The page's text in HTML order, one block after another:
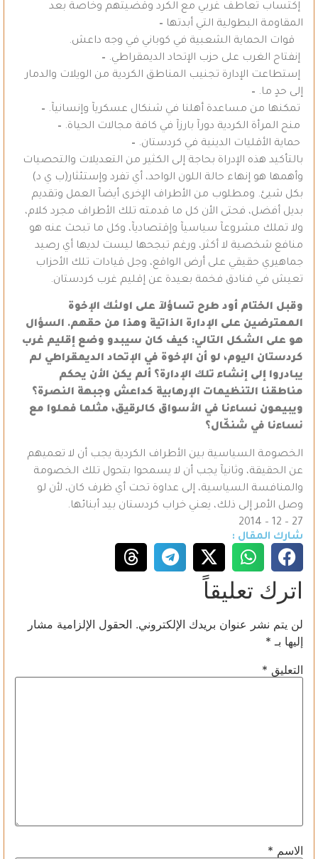
إكتساب تعاطف غربي مع الكرد وقضيتهم وخاصة بعد
المقاومة البطولية التي أبدتها –
قوات الحماية الشعبية في كوباني في وجه داعش.
إنفتاح الغرب على حزب الإتحاد الديمقراطي. –
إستطاعت الإدارة تجنيب المناطق الكردية من الويلات والدمار
إلى حدٍ ما. –
تمكنها من مساعدة أهلنا في شنكال عسكريآ وإنسانيآ. –
منح المرأة الكردية دورآ بارزآ في كافة مجالات الحياة. –
حماية الأقليات الدينية في كردستان. –
بالتأكيد هذه الإدراة بحاجة إلى الكثير من التعديلات والتحصيات
وأهمها هو إنهاء حالة اللون الواحد، أي تفرد وإستئثار(ب ي د)
بكل شيئ. ومطلوب من الأطراف الإخرى أيضآ العمل وتقديم
بديل أفضل، فحتى الأن كل ما قدمته تلك الأطراف مجرد كلام،
ولا تملك مشروعآ سياسيآ وإقتصاديآ، وكل ما تبحث عنه هو
منافع شخصية لا أكثر، ورغم تبجحها ليست لديها أي رصيد
جماهيري حقيقي على أرض الواقع، وجل قيادات تلك الأحزاب
تعيش في فنادق فخمة بعيدة عن إقليم غرب كردستان.
وقبل الختام أود طرح تساؤلآ على اولئك الإخوة
المعترضين على الإدارة الذاتية وهذا من حقهم. السؤال
هو على الشكل التالي: كيف كان سيبدو وضع إقليم غرب
كردستان اليوم، لو أن الإخوة في الإتحاد الديمقراطي لم
يبادروا إلى إنشاء تلك الإدارة؟ ألم يكن الأن يحكم
مناطقنا التنظيمات الإرهابية كداعش وجبهة النصرة؟
ويبيعون نساءنا في الأسواق كالرقيق، مثلما فعلوا مع
نساءنا في شنكّال؟
الخصومة السياسية بين الأطراف الكردية يجب أن لا تعميهم
عن الحقيقة، وثانيآ يجب أن لا يسمحوا بتحول تلك الخصومة
والمنافسة السياسية، إلى عداوة تحت أي ظرف كان، لأن لو
وصل الأمر إلى ذلك، يعني خراب كردستان بيد أبنائها.
27 – 12 – 2014
شارك المقال :
اترك تعليقاً
لن يتم نشر عنوان بريدك الإلكتروني. الحقول الإلزامية مشار
إليها بـ *
التعليق *
الاسم *